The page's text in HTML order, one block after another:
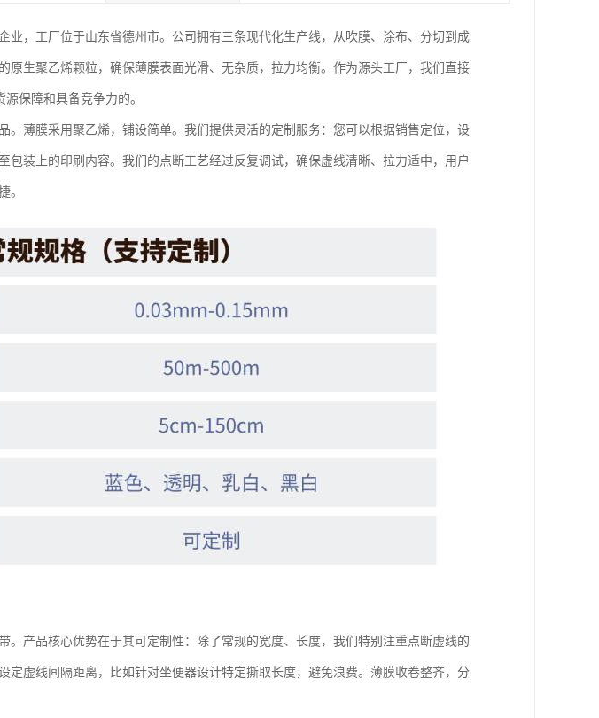
业，工厂位于山东省德州市。公司拥有三条现代化生产线，从吹膜、涂布、分切到成
原生聚乙烯颗粒，确保薄膜表面光滑、无杂质，拉力均衡。作为源头工厂，我们直接
保障和具备竞争力的。
。薄膜采用聚乙烯，铺设简单。我们提供灵活的定制服务：您可以根据销售定位，设
包装上的印刷内容。我们的点断工艺经过反复调试，确保虚线清晰、拉力适中，用户
。
。产品核心优势在于其可定制性：除了常规的宽度、长度，我们特别注重点断虚线的
定虚线间隔距离，比如针对坐便器设计特定撕取长度，避免浪费。薄膜收卷整齐，分